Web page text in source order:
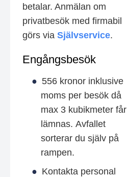
betalar. Anmälan om
privatbesök med firmabil
görs via Självservice.
Engångsbesök
556 kronor inklusive
moms per besök då
max 3 kubikmeter får
lämnas. Avfallet
sorterar du själv på
rampen.
Kontakta personal